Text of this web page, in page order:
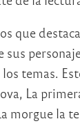
que
sus
temas.
La
morgue la